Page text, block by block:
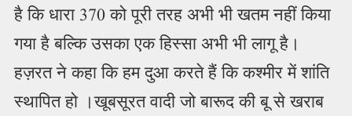
है कि धारा 370 को पूरी तरह अभी भी खतम नहीं किया
गया है बल्कि उसका एक हिस्सा अभी भी लागू है।
हज़रत ने कहा कि हम दुआ करते हैं कि कश्मीर में शांति
स्थापित हो ।खूबसूरत वादी जो बारूद की बू से खराब